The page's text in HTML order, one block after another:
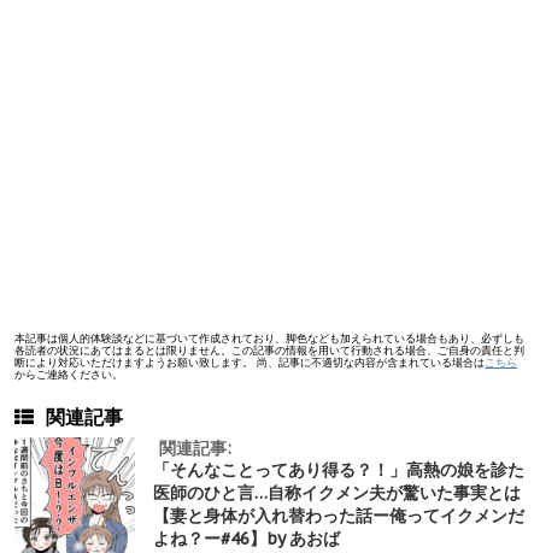
本記事は個人的体験談などに基づいて作成されており、脚色なども加えられている場合もあり、必ずしも
各読者の状況にあてはまるとは限りません。この記事の情報を用いて行動される場合、ご自身の責任と判
断により対応いただけますようお願い致します。 尚、記事に不適切な内容が含まれている場合は こちら
からご連絡ください。
関連記事
関連記事:
「そんなことってあり得る？！」高熱の娘を診た
医師のひと言…自称イクメン夫が驚いた事実とは
【妻と身体が入れ替わった話ー俺ってイクメンだ
よね？ー#46】by あおば